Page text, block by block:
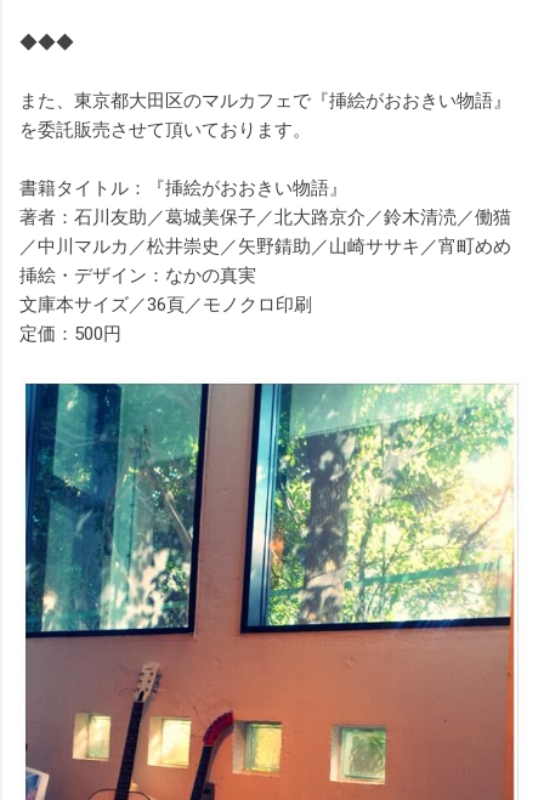
◆◆◆
また、東京都大田区のマルカフェで『挿絵がおおきい物語』
を委託販売させて頂いております。
書籍タイトル：『挿絵がおおきい物語』
著者：石川友助／葛城美保子／北大路京介／鈴木清涜／働猫
／中川マルカ／松井崇史／矢野錆助／山崎ササキ／宵町めめ
挿絵・デザイン：なかの真実
文庫本サイズ／36頁／モノクロ印刷
定価：500円